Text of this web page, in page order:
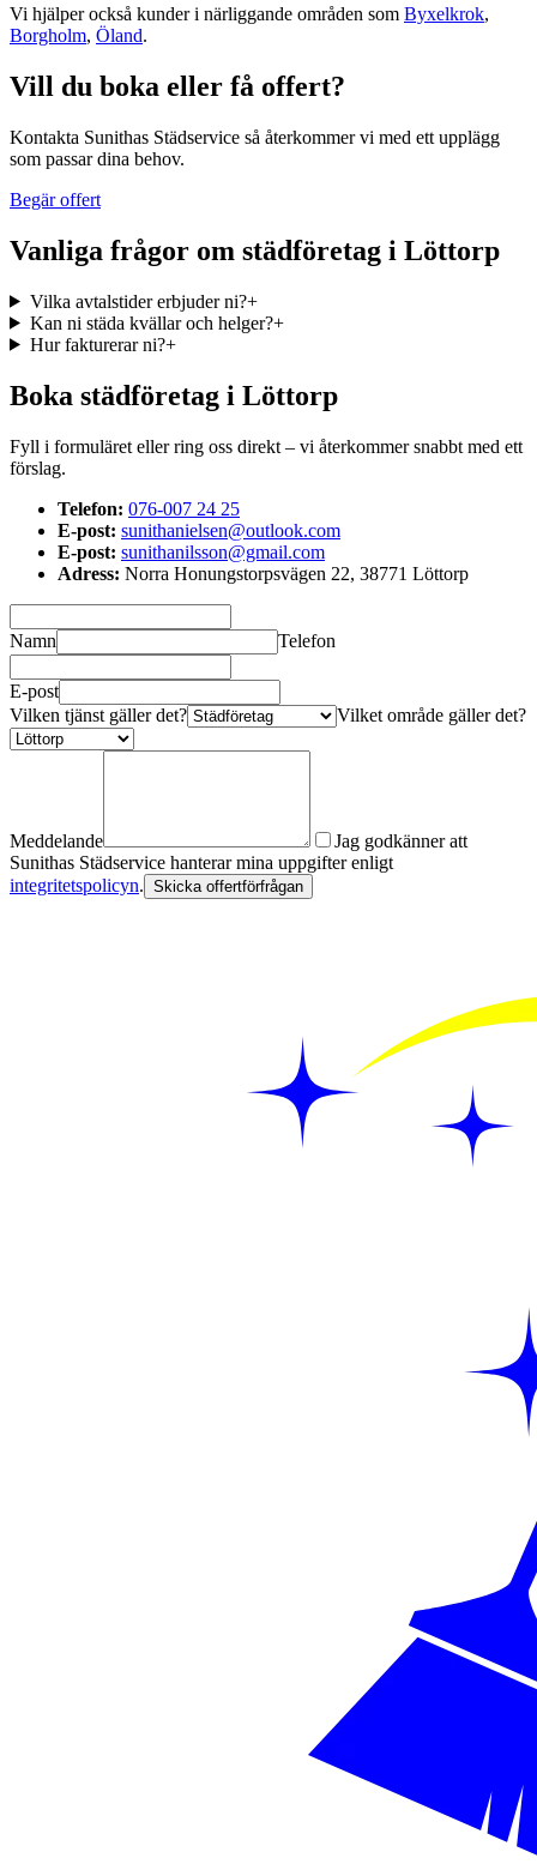
Vi hjälper också kunder i närliggande områden som Byxelkrok,
Borgholm, Öland.
Vill du boka eller få offert?
Kontakta Sunithas Städservice så återkommer vi med ett upplägg
som passar dina behov.
Begär offert
Vanliga frågor om städföretag i Löttorp
Vilka avtalstider erbjuder ni?+
Kan ni städa kvällar och helger?+
Hur fakturerar ni?+
Boka städföretag i Löttorp
Fyll i formuläret eller ring oss direkt – vi återkommer snabbt med ett
förslag.
Telefon: 076-007 24 25
E-post: sunithanielsen@outlook.com
E-post: sunithanilsson@gmail.com
Adress: Norra Honungstorpsvägen 22, 38771 Löttorp
Namn Telefon
E-post
Vilken tjänst gäller det?
Vilket område gäller det?
Meddelande
Jag godkänner att
Sunithas Städservice hanterar mina uppgifter enligt
integritetspolicyn. Skicka offertförfrågan